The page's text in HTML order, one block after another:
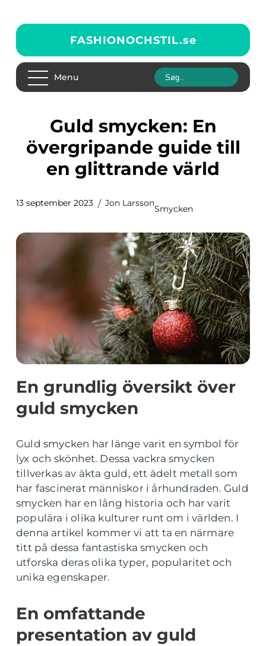
FASHIONOCHSTIL.se
Menu
Guld smycken: En
övergripande guide till
en glittrande värld
13 september 2023 Jon Larsson
Smycken
En grundlig översikt över
guld smycken
Guld smycken har länge varit en symbol för
lyx och skönhet. Dessa vackra smycken
tillverkas av äkta guld, ett ädelt metall som
har fascinerat människor i århundraden. Guld
smycken har en lång historia och har varit
populära i olika kulturer runt om i världen. I
denna artikel kommer vi att ta en närmare
titt på dessa fantastiska smycken och
utforska deras olika typer, popularitet och
unika egenskaper.
En omfattande
presentation av guld